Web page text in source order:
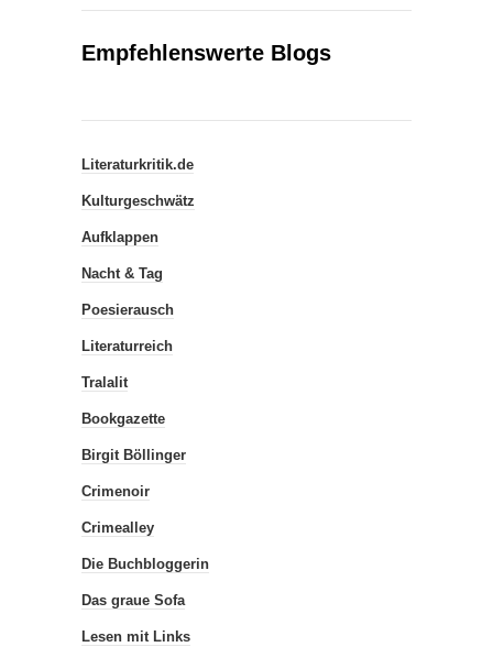
Empfehlenswerte Blogs
Literaturkritik.de
Kulturgeschwätz
Aufklappen
Nacht & Tag
Poesierausch
Literaturreich
Tralalit
Bookgazette
Birgit Böllinger
Crimenoir
Crimealley
Die Buchbloggerin
Das graue Sofa
Lesen mit Links